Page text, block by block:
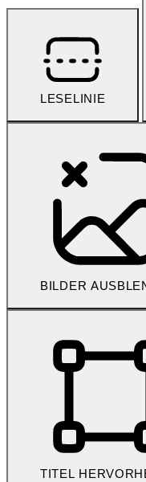
LESELINIE
BILDER
TITEL